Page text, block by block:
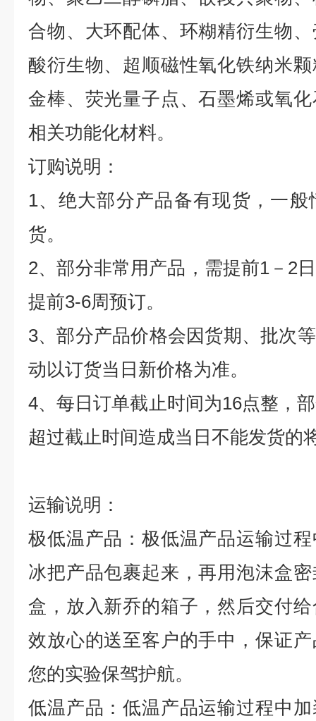
合物、大环配体、环糊精衍生物
酸衍生物、超顺磁性氧化铁纳米
金棒、荧光量子点、石墨烯或氧
相关功能化材料。
订购说明：
1、绝大部分产品备有现货，一
货。
2、部分非常用产品，需提前1 － 2
提前3-6周预订。
3、部分产品价格会因货期、批次
动以订货当日新价格为准。
4、每日订单截止时间为16点整，
超过截止时间造成当日不能发货的
运输说明：
极低温产品：极低温产品运输过
冰把产品包裹起来，再用泡沫盒
盒，放入新乔的箱子，然后交付
效放心的送至客户的手中，保证
您的实验保驾护航。
低温产品：低温产品运输过程中